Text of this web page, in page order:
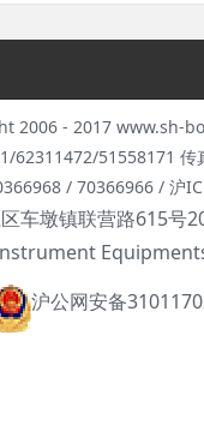
2006 - 2017 www.sh-
62311472/51558171
/ 70366966 / 沪
车墩镇联营路615号
沪公网安备